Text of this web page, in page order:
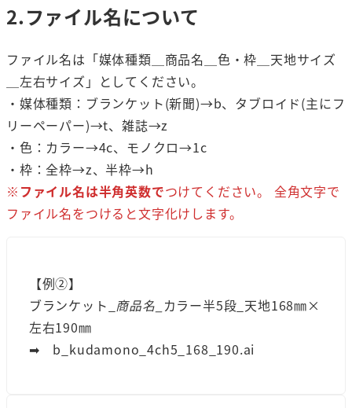
2.ファイル名について
ファイル名は「媒体種類＿商品名＿色・枠＿天地サイズ
＿左右サイズ」としてください。
・媒体種類：ブランケット(新聞)→b、タブロイド(主にフ
リーペーパー)→t、雑誌→z
・色：カラー→4c、モノクロ→1c
・枠：全枠→z、半枠→h
※ ファイル名は半角英数でつけてください。 全角文字で
ファイル名をつけると文字化けします。
【例②】
ブランケット_ 商品名_ カラー半5段_天地168㎜×
左右190㎜
➡︎ b_kudamono_4ch5_168_190.ai